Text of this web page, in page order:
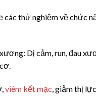
các thử nghiệm về chức
Dị cảm, run, đau
viêm kết mạc, giảm thị